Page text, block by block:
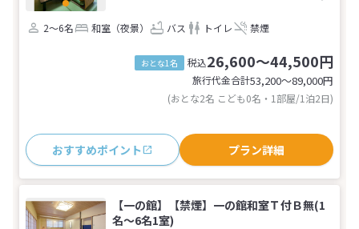
2～6名 和室（夜景） バス トイレ 禁煙
おとな1名 税込26,600～44,500円
旅行代金合計53,200〜89,000円
(おとな2名 こども0名・1部屋/1泊2日)
おすすめポイント プラン詳細
【一の館】【禁煙】一の館和室Ｔ付Ｂ無(1
名～6名1室)